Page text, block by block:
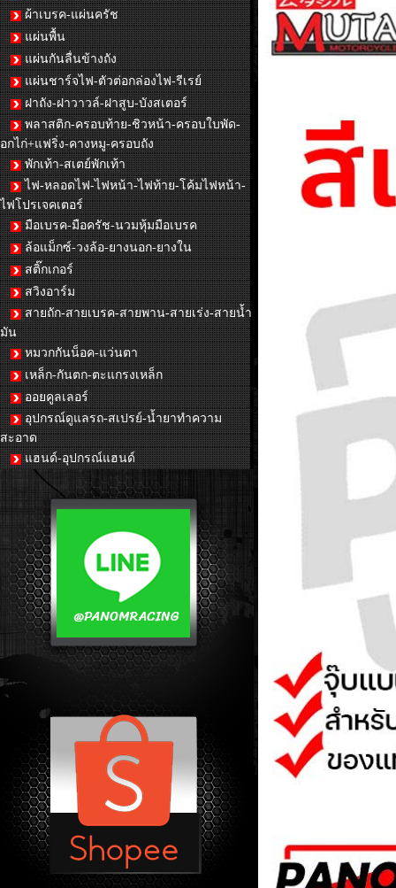
ผ้าเบรค-แผ่นครัช
แผ่นพื้น
แผ่นกันลื่นข้างถัง
แผ่นชาร์จไฟ-ตัวต่อกล่องไฟ-รีเรย์
ฝาถัง-ฝาวาวล์-ฝาสูบ-บังสเตอร์
พลาสติก-ครอบท้าย-ชิวหน้า-ครอบใบพัด-
อกไก่+แฟริ่ง-คางหมู-ครอบถัง
พักเท้า-สเตย์พักเท้า
ไฟ-หลอดไฟ-ไฟหน้า-ไฟท้าย-โค้มไฟหน้า-
ไฟโปรเจคเตอร์
มือเบรค-มือครัช-นวมหุ้มมือเบรค
ล้อแม็กซ์-วงล้อ-ยางนอก-ยางใน
สติ๊กเกอร์
สวิงอาร์ม
สายถัก-สายเบรค-สายพาน-สายเร่ง-สายน้ำ
มัน
หมวกกันน็อค-แว่นตา
เหล็ก-กันตก-ตะแกรงเหล็ก
ออยคูลเลอร์
อุปกรณ์ดูแลรถ-สเปรย์-น้ำยาทำความ
สะอาด
แฮนด์-อุปกรณ์แฮนด์